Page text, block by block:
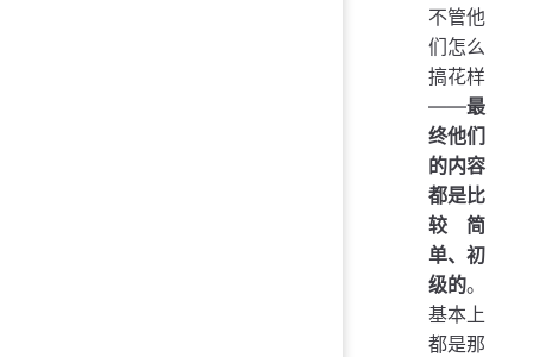
不管他
们怎么
搞花样
——最
终他们
的内容
都是比
较简
单、初
级的。
基本上
都是那